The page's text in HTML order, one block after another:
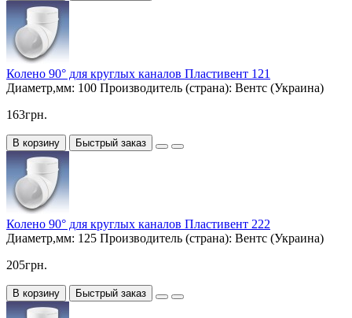
Колено 90° для круглых каналов Пластивент 121
Диаметр,мм: 100 Производитель (страна): Вентс (Украина)
163грн.
В корзину Быстрый заказ
Колено 90° для круглых каналов Пластивент 222
Диаметр,мм: 125 Производитель (страна): Вентс (Украина)
205грн.
В корзину Быстрый заказ